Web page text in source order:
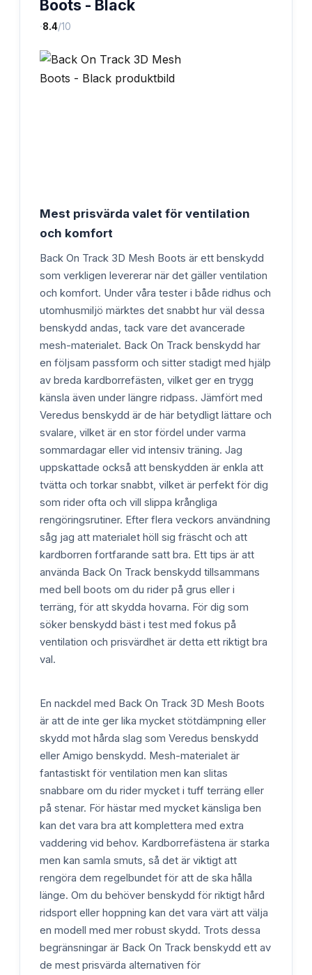
Boots - Black
·8.4/10
Mest prisvärda valet för ventilation
och komfort
Back On Track 3D Mesh Boots är ett benskydd
som verkligen levererar när det gäller ventilation
och komfort. Under våra tester i både ridhus och
utomhusmiljö märktes det snabbt hur väl dessa
benskydd andas, tack vare det avancerade
mesh-materialet. Back On Track benskydd har
en följsam passform och sitter stadigt med hjälp
av breda kardborrefästen, vilket ger en trygg
känsla även under längre ridpass. Jämfört med
Veredus benskydd är de här betydligt lättare och
svalare, vilket är en stor fördel under varma
sommardagar eller vid intensiv träning. Jag
uppskattade också att benskydden är enkla att
tvätta och torkar snabbt, vilket är perfekt för dig
som rider ofta och vill slippa krångliga
rengöringsrutiner. Efter flera veckors användning
såg jag att materialet höll sig fräscht och att
kardborren fortfarande satt bra. Ett tips är att
använda Back On Track benskydd tillsammans
med bell boots om du rider på grus eller i
terräng, för att skydda hovarna. För dig som
söker benskydd bäst i test med fokus på
ventilation och prisvärdhet är detta ett riktigt bra
val.
En nackdel med Back On Track 3D Mesh Boots
är att de inte ger lika mycket stötdämpning eller
skydd mot hårda slag som Veredus benskydd
eller Amigo benskydd. Mesh-materialet är
fantastiskt för ventilation men kan slitas
snabbare om du rider mycket i tuff terräng eller
på stenar. För hästar med mycket känsliga ben
kan det vara bra att komplettera med extra
vaddering vid behov. Kardborrefästena är starka
men kan samla smuts, så det är viktigt att
rengöra dem regelbundet för att de ska hålla
länge. Om du behöver benskydd för riktigt hård
ridsport eller hoppning kan det vara värt att välja
en modell med mer robust skydd. Trots dessa
begränsningar är Back On Track benskydd ett av
de mest prisvärda alternativen för